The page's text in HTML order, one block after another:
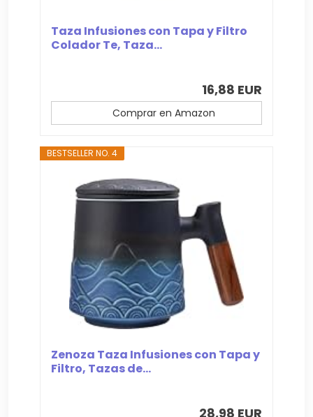
Taza Infusiones con Tapa y Filtro
Colador Te, Taza...
16,88 EUR
Comprar en Amazon
BESTSELLER NO. 4
Zenoza Taza Infusiones con Tapa y
Filtro, Tazas de...
28,98 EUR